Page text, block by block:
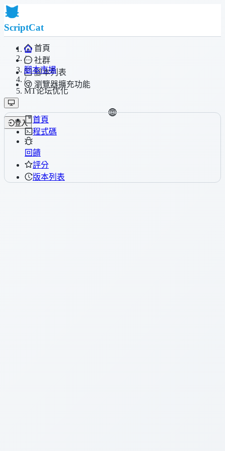
ScriptCat
首頁
社群
腳本列表
瀏覽器擴充功能
登入
/
腳本市場
/
MT论坛优化
首頁
程式碼
回饋
評分
版本列表